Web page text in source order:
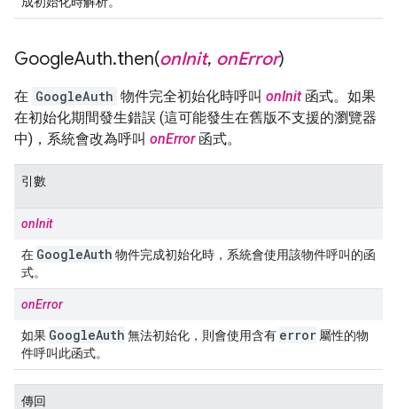
GoogleAuth.then(onInit, onError)
在 GoogleAuth 物件完全初始化時呼叫 onInit函式。如果
在初始化期間發生錯誤 (這可能發生在舊版不支援的瀏覽器
中)，系統會改為呼叫 onError函式。
引數
onInit
在 GoogleAuth 物件完成初始化時，系統會使用該物件呼叫的函
式。
onError
如果 GoogleAuth 無法初始化，則會使用含有 error 屬性的物
件呼叫此函式。
傳回